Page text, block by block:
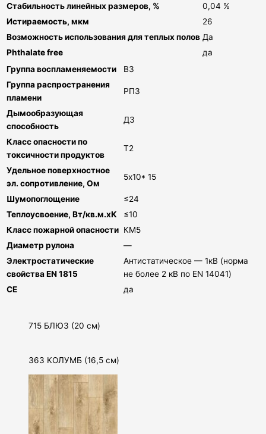
Стабильность линейных размеров, %
0,04 %
Истираемость, мкм
26
Возможность использования для теплых полов Да
Phthalate free
да
Группа воспламеняемости
В3
Группа распространения
пламени
РП3
Дымообразующая
способность
Д3
Класс опасности по
токсичности продуктов
Т2
Удельное поверхностное
эл. сопротивление, Ом
5х10* 15
Шумопоглощение
≤24
Теплоусвоение, Вт/кв.м.хК
≤10
Класс пожарной опасности КМ5
Диаметр рулона
—
Электростатические
свойства EN 1815
Антистатическое — 1кВ (норма
не более 2 кВ по EN 14041)
СЕ
да
715 БЛЮЗ (20 см)
363 КОЛУМБ (16,5 см)